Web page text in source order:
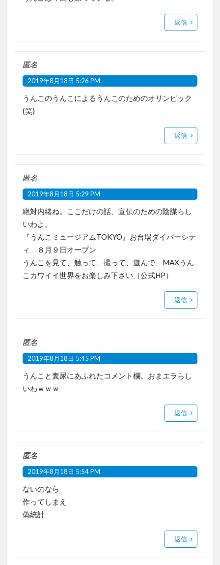
返信
匿名
2019年8月18日 5:26 PM
うんこのうんこによるうんこのためのオリンピック
(笑)
返信
匿名
2019年8月18日 5:29 PM
絶対内緒ね。ここだけの話、宣伝のための陰謀らし
いわよ。
『うんこミュージアムTOKYO』お台場ダイバーシテ
ィ ８月９日オープン
うんこを見て、触って、撮って、遊んで、MAXうん
こカワイイ世界をお楽しみ下さい（公式HP）
返信
匿名
2019年8月18日 5:45 PM
うんこと糞尿にあふれたコメント欄。おまエラらし
いわｗｗｗ
返信
匿名
2019年8月18日 5:54 PM
ないのなら
作ってしまえ
偽統計
返信